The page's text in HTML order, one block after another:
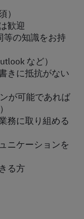
）
歓迎
等の知識をお持
など）
きに抵抗がない
が可能であれば
務に取り組める
ニケーションを
る方